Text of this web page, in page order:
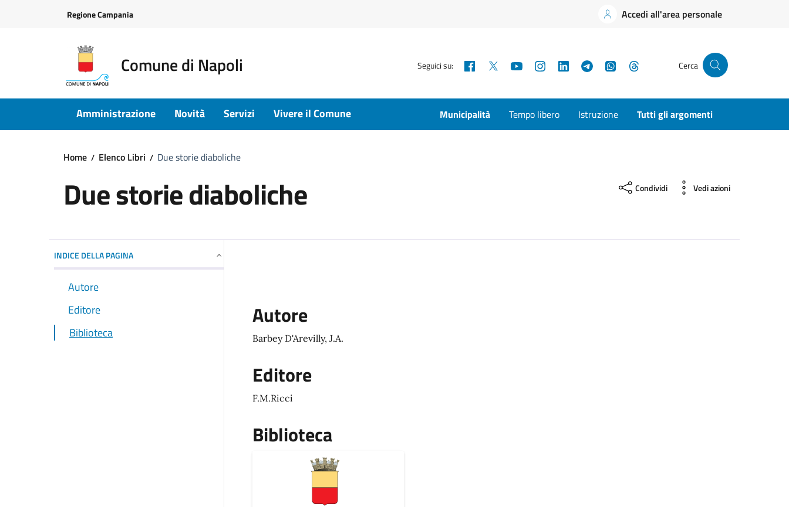
Regione Campania Accedi all'area personale
Comune di Napoli Seguici su: Facebook YouTubeInstagramLinkedInTelegramWhatsApp Cerca
Amministrazione Novità Servizi Vivere il Comune Municipalità Tempo libero Istruzione Tutti gli argomenti
Home Elenco Libri Due storie diaboliche
Due storie diaboliche Condividi Vedi azioni
INDICE DELLA PAGINA
Autore
Editore
Biblioteca
Autore
Barbey D'Arevilly, J.A.
Editore
F.M.Ricci
Biblioteca